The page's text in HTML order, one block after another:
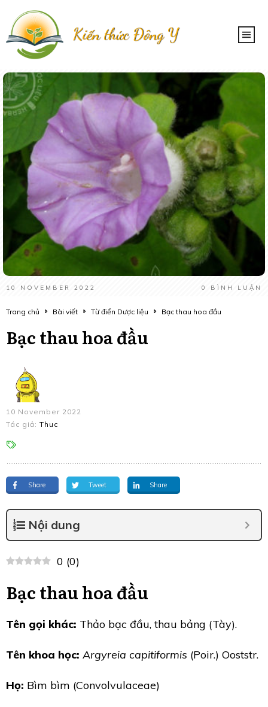
Kiến thức Đông Y
10 NOVEMBER 2022 0 BÌNH LUẬN
Trang chủ Bài viết Từ điển Dược liệu Bạc thau hoa đầu
Bạc thau hoa đầu
10 November 2022
Tác giả: Thuc
Share Tweet Share
Nội dung
0 (0)
Bạc thau hoa đầu
Tên gọi khác: Thảo bạc đầu, thau bảng (Tày).
Tên khoa học: Argyreia capitiformis (Poir.) Ooststr.
Họ: Bìm bìm (Convolvulaceae)